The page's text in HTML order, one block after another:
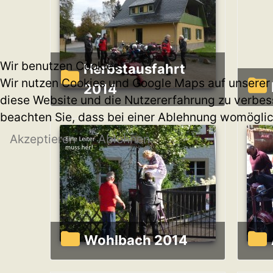
Herbstausfahrt
2014
Wohlbach 2014
Wir benutzen Cookies
Wir nutzen Cookies und Google Maps auf
diese Website und die Nutzererfahrung zu
beachten Sie, dass bei einer Ablehnung
Akzeptieren
Ablehnen